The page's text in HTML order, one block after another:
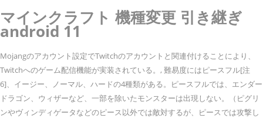
マインクラフト 機種変更 引き継ぎ
android 11
Mojangのアカウント設定でTwitchのアカウントと関連付けることにより、
Twitchへのゲーム配信機能が実装されている。, 難易度にはピースフル[注
6]、イージー、ノーマル、ハードの4種類がある。ピースフルでは、エンダー
ドラゴン、ウィザーなど、一部を除いたモンスターは出現しない。（ピグリ
ンやヴィンディゲータなどのピース以外では敵対するが、ピースでは攻撃し